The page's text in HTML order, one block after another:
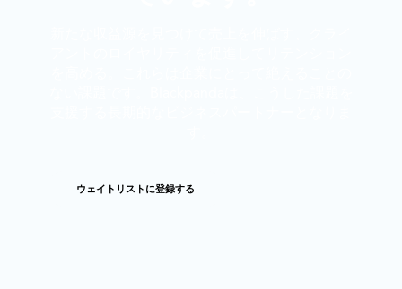
ウェイトリストに登録する